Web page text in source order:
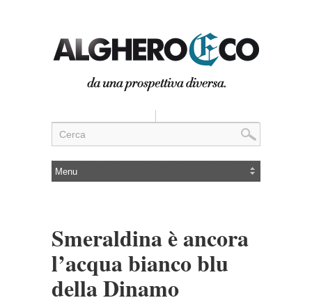
Smeraldina è ancora
l’acqua bianco blu
della Dinamo